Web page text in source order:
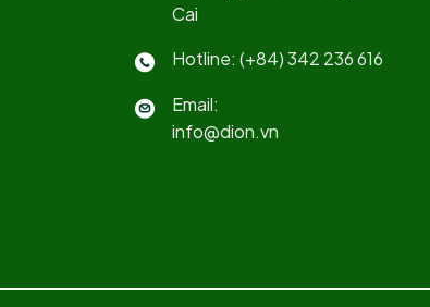
Cai
Hotline: (+84) 342 236 616
Email:
info@dion.vn